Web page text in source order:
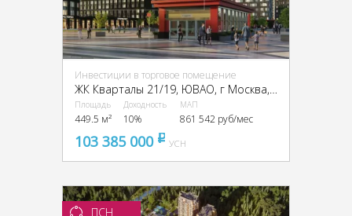
Инвестиции в торговое помещение
Площадь
449.5 м²
Доходность
10%
МАП
861 542 руб/мес
103 385 000 pуб
УСН
ПСН